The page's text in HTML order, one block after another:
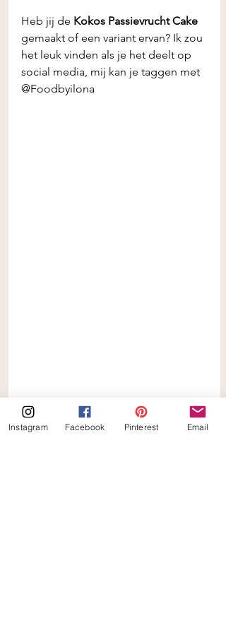
Heb jij de Kokos Passievrucht Cake
gemaakt of een variant ervan? Ik zou
het leuk vinden als je het deelt op
social media, mij kan je taggen met
@Foodbyilona
tekst onder foto!
Instagram Facebook Pinterest Email